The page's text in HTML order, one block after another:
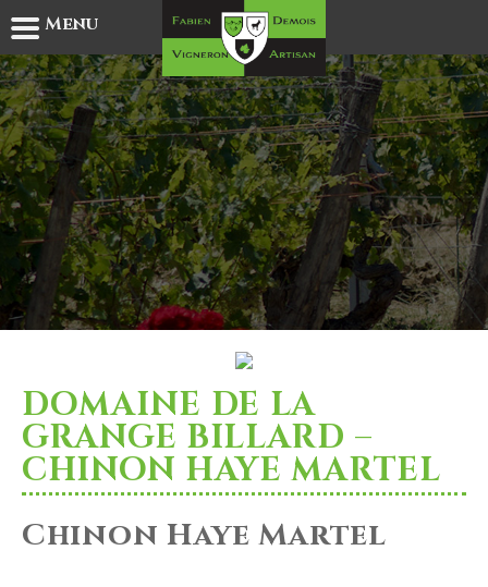
Skip
to
content
DOMAINE DE LA
GRANGE BILLARD –
CHINON HAYE MARTEL
Chinon Haye Martel
Menu